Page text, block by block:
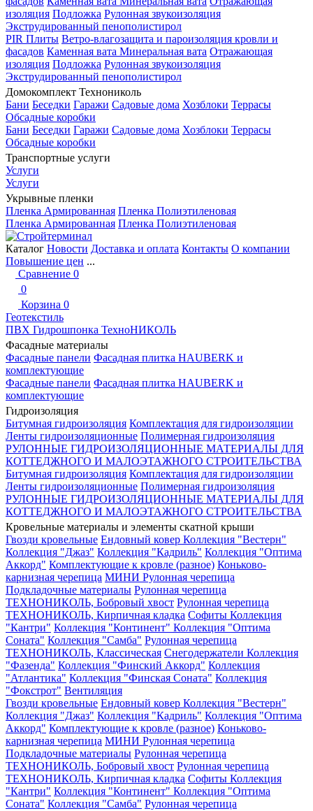
изоляция Подложка Рулонная звукоизоляция
Экструдированный пенополистирол
PIR Плиты Ветро-влагозащита и пароизоляция кровли и
фасадов Каменная вата Минеральная вата Отражающая
изоляция Подложка Рулонная звукоизоляция
Экструдированный пенополистирол
Домокомплект Технониколь
Бани Беседки Гаражи Садовые дома Хозблоки Террасы
Обсадные коробки
Бани Беседки Гаражи Садовые дома Хозблоки Террасы
Обсадные коробки
Транспортные услуги
Услуги
Услуги
Укрывные пленки
Пленка Армированная Пленка Полиэтиленовая
Пленка Армированная Пленка Полиэтиленовая
Каталог Новости Доставка и оплата Контакты О компании
Повышение цен ...
Сравнение 0
0
Корзина 0
Геотекстиль
ПВХ Гидрошпонка ТехноНИКОЛЬ
Фасадные материалы
Фасадные панели Фасадная плитка HAUBERK и
комплектующие
Фасадные панели Фасадная плитка HAUBERK и
комплектующие
Гидроизоляция
Битумная гидроизоляция Комплектация для гидроизоляции
Ленты гидроизоляционные Полимерная гидроизоляция
РУЛОННЫЕ ГИДРОИЗОЛЯЦИОННЫЕ МАТЕРИАЛЫ ДЛЯ
КОТТЕДЖНОГО И МАЛОЭТАЖНОГО СТРОИТЕЛЬСТВА
Битумная гидроизоляция Комплектация для гидроизоляции
Ленты гидроизоляционные Полимерная гидроизоляция
РУЛОННЫЕ ГИДРОИЗОЛЯЦИОННЫЕ МАТЕРИАЛЫ ДЛЯ
КОТТЕДЖНОГО И МАЛОЭТАЖНОГО СТРОИТЕЛЬСТВА
Кровельные материалы и элементы скатной крыши
Гвозди кровельные Ендовный ковер Коллекция "Вестерн"
Коллекция "Джаз" Коллекция "Кадриль" Коллекция "Оптима
Аккорд" Комплектующие к кровле (разное) Коньково-
карнизная черепица МИНИ Рулонная черепица
Подкладочные материалы Рулонная черепица
ТЕХНОНИКОЛЬ, Бобровый хвост Рулонная черепица
ТЕХНОНИКОЛЬ, Кирпичная кладка Софиты Коллекция
"Кантри" Коллекция "Континент" Коллекция "Оптима
Соната" Коллекция "Самба" Рулонная черепица
ТЕХНОНИКОЛЬ, Классическая Снегодержатели Коллекция
"Фазенда" Коллекция "Финский Аккорд" Коллекция
"Атлантика" Коллекция "Финская Соната" Коллекция
"Фокстрот" Вентиляция
Гвозди кровельные Ендовный ковер Коллекция "Вестерн"
Коллекция "Джаз" Коллекция "Кадриль" Коллекция "Оптима
Аккорд" Комплектующие к кровле (разное) Коньково-
карнизная черепица МИНИ Рулонная черепица
Подкладочные материалы Рулонная черепица
ТЕХНОНИКОЛЬ, Бобровый хвост Рулонная черепица
ТЕХНОНИКОЛЬ, Кирпичная кладка Софиты Коллекция
"Кантри" Коллекция "Континент" Коллекция "Оптима
Соната" Коллекция "Самба" Рулонная черепица